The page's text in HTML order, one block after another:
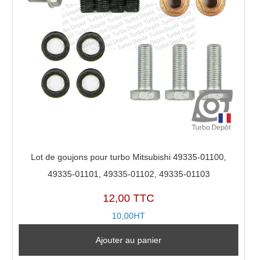
Lot de goujons pour turbo Mitsubishi 49335-01100,
49335-01101, 49335-01102, 49335-01103
12,00 TTC
10,00HT
Ajouter au panier